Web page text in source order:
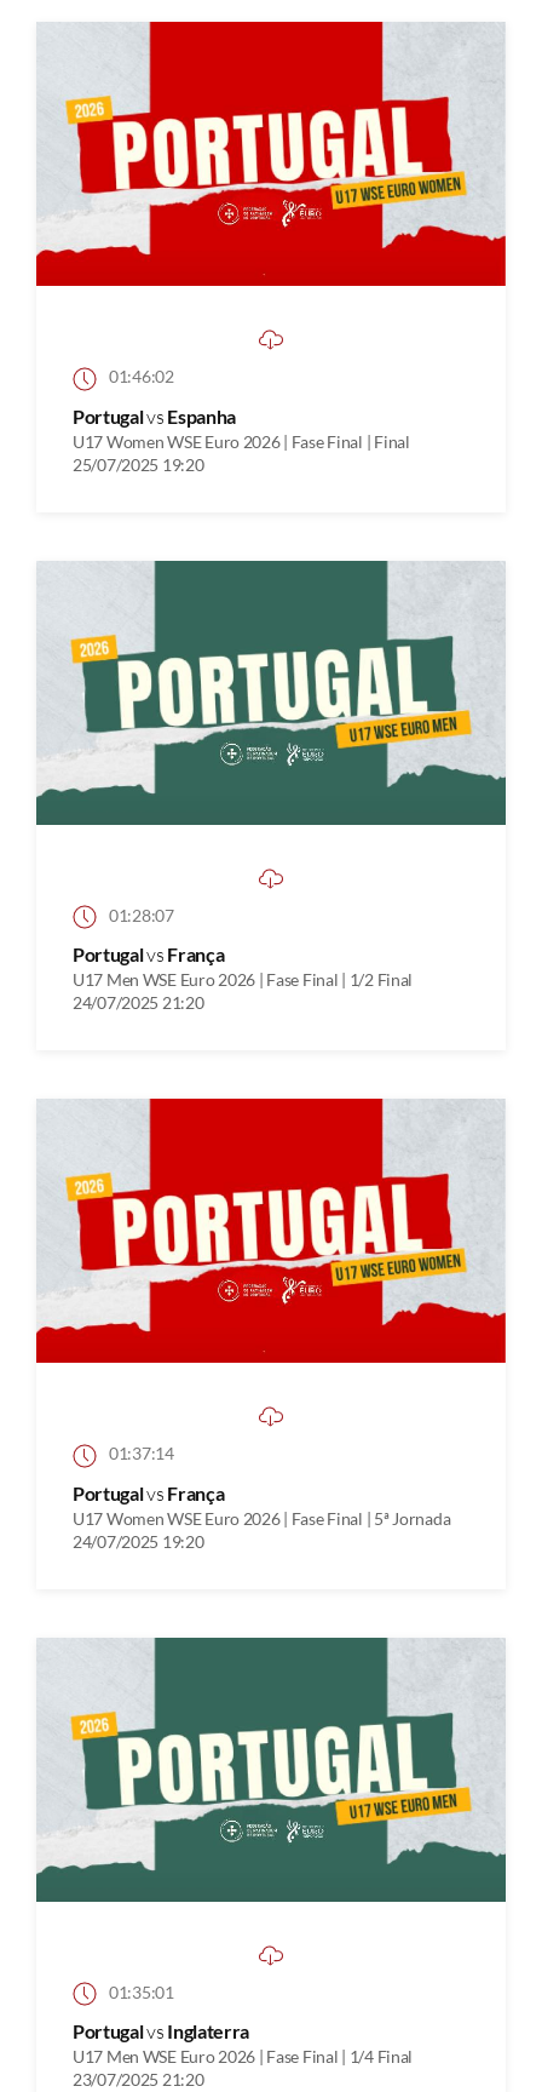
01:46:02
Portugalvs Espanha
U17 Women WSE Euro 2026 | Fase Final | Final
25/07/2025 19:20
01:28:07
Portugalvs França
U17 Men WSE Euro 2026 | Fase Final | 1/2 Final
24/07/2025 21:20
01:37:14
Portugalvs França
U17 Women WSE Euro 2026 | Fase Final | 5ª Jornada
24/07/2025 19:20
01:35:01
Portugalvs Inglaterra
U17 Men WSE Euro 2026 | Fase Final | 1/4 Final
23/07/2025 21:20